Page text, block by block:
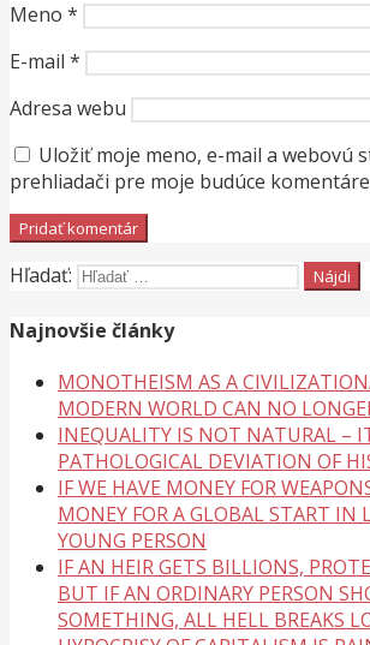
Meno *
E-mail *
Adresa webu
Uložiť moje meno, e-mail a webovú
prehliadači pre moje budúce
Hľadať:
Najnovšie články
MONOTHEISM AS A
MODERN WORLD CAN NO
INEQUALITY IS NOT NATURAL –
PATHOLOGICAL DEVIATION OF
IF WE HAVE MONEY FOR
MONEY FOR A GLOBAL START IN
YOUNG PERSON
IF AN HEIR GETS BILLIONS,
BUT IF AN ORDINARY PERSON
SOMETHING, ALL HELL BREAKS